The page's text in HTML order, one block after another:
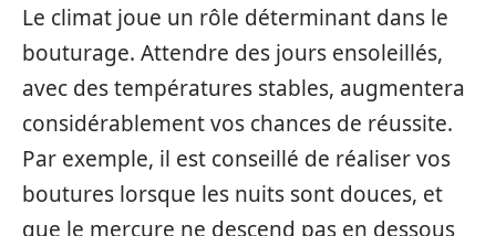
Le climat joue un rôle déterminant dans le
bouturage. Attendre des jours ensoleillés,
avec des températures stables, augmentera
considérablement vos chances de réussite.
Par exemple, il est conseillé de réaliser vos
boutures lorsque les nuits sont douces, et
que le mercure ne descend pas en dessous